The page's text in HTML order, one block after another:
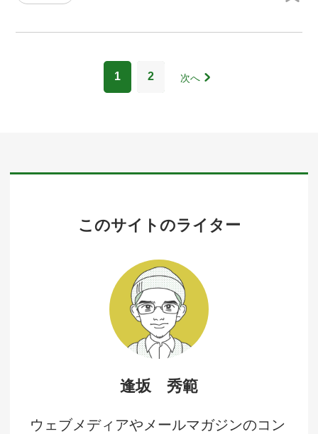
1 2 次へ
このサイトのライター
逢坂 秀範
ウェブメディアやメールマガジンのコン